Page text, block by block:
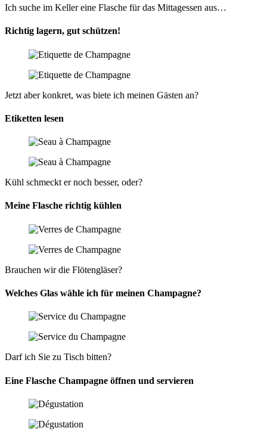
Ich suche im Keller eine Flasche für das Mittagessen aus…
Richtig lagern, gut schützen!
Jetzt aber konkret, was biete ich meinen Gästen an?
Etiketten lesen
Kühl schmeckt er noch besser, oder?
Meine Flasche richtig kühlen
Brauchen wir die Flötengläser?
Welches Glas wähle ich für meinen Champagne?
Darf ich Sie zu Tisch bitten?
Eine Flasche Champagne öffnen und servieren